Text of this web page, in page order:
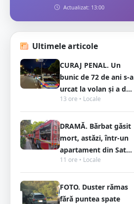
Actualizat: 13:00
Ultimele articole
CURAJ PENAL. Un
bunic de 72 de ani s-a
urcat la volan și a d...
13 ore • Locale
DRAMĂ. Bărbat găsit
mort, astăzi, într-un
apartament din Sat...
11 ore • Locale
FOTO. Duster rămas
fără puntea spate